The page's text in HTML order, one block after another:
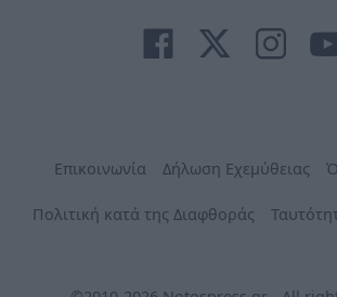
Επικοινωνία Δήλωση Εχεμύθειας
Πολιτική κατά της Διαφθοράς